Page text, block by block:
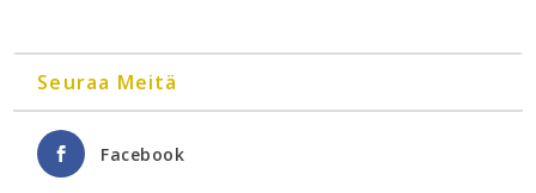
Seuraa Meitä
Facebook